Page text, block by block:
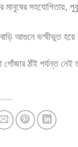
মানুষের
আগুনে ভস্মীভূত
ঠাঁই পর্যন্ত নেই